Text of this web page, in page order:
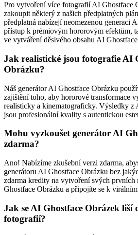
Pro vytvoření více fotografií AI Ghostface
zakoupit některý z našich předplatných
předplatná nabízejí neomezenou generaci
přístup k prémiovým hororovým efektům,
ve vytváření děsivého obsahu AI
Jak realistické jsou fotografie AI
Obrázku?
Náš generátor AI Ghostface Obrázku
zajištění toho, aby hororové transformace
realisticky a kinematograficky. Výsledky z
jsou profesionální kvality s autentickou
Mohu vyzkoušet generátor AI
zdarma?
Ano! Nabízíme zkušební verzi zdarma,
generátoru AI Ghostface Obrázku bez
zdarma kredity na vytvoření svých
Ghostface Obrázku a připojíte se k
Jak se AI Ghostface Obrázek liší
fotografií?